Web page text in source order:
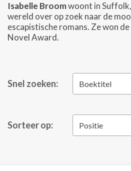
Isabelle Broomwoont in
wereld over op zoek naar de
escapistische romans. Ze won
Novel Award.
Snel zoeken: Boektitel
Sorteer op: Positie